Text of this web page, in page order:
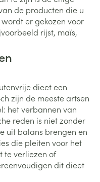
de producten die u
er gekozen voor
rijst, maïs,
dieet een
zijn de meeste artsen
het verbannen van
reden is niet zonder
uit balans brengen en
die pleiten voor het
te verliezen of
dit dieet